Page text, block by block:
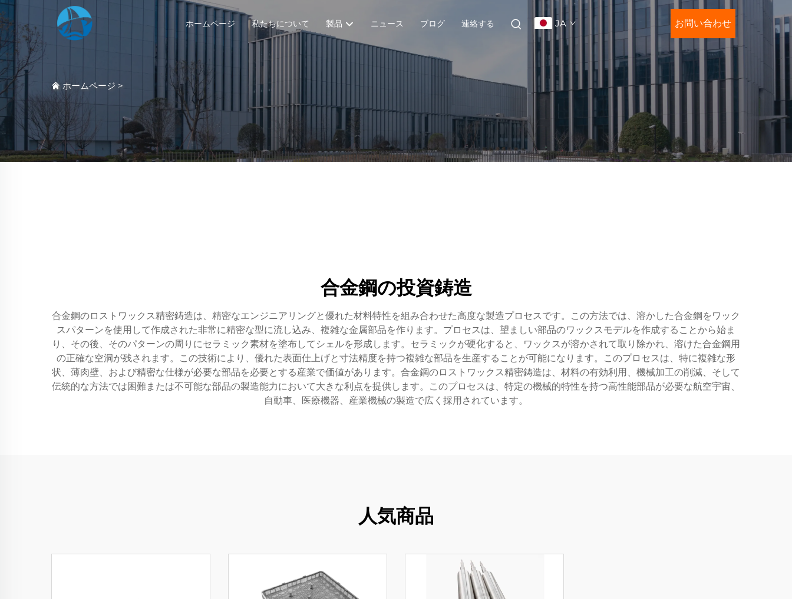
ホームページ 私たちについて 製品 ニュース ブログ 連絡する JA お問い合わせ
ホームページ >
合金鋼の投資鋳造
合金鋼のロストワックス精密鋳造は、精密なエンジニアリングと優れた材料特性を組み合わせた高度な製造プロセスです。この方法では、溶かした合金鋼をワック
スパターンを使用して作成された非常に精密な型に流し込み、複雑な金属部品を作ります。プロセスは、望ましい部品のワックスモデルを作成することから始ま
り、その後、そのパターンの周りにセラミック素材を塗布してシェルを形成します。セラミックが硬化すると、ワックスが溶かされて取り除かれ、溶けた合金鋼用
の正確な空洞が残されます。この技術により、優れた表面仕上げと寸法精度を持つ複雑な部品を生産することが可能になります。このプロセスは、特に複雑な形
状、薄肉壁、および精密な仕様が必要な部品を必要とする産業で価値があります。合金鋼のロストワックス精密鋳造は、材料の有効利用、機械加工の削減、そして
伝統的な方法では困難または不可能な部品の製造能力において大きな利点を提供します。このプロセスは、特定の機械的特性を持つ高性能部品が必要な航空宇宙、
自動車、医療機器、産業機械の製造で広く採用されています。
人気商品